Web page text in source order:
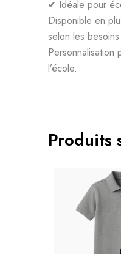
✔ Idéale pour
Disponible en
selon les besoins
Personnalisation
l’école.
Produits